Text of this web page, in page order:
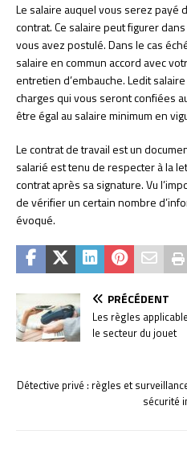
Le salaire auquel vous serez
contrat. Ce salaire peut figurer
vous avez postulé. Dans le cas
salaire en commun accord avec
entretien d’embauche. Ledit
charges qui vous seront confiées
être égal au salaire minimum en
Le contrat de travail est un
salarié est tenu de respecter à la
contrat après sa signature. Vu
de vérifier un certain nombre
évoqué.
PRÉCÉDENT
Les règles
le secteur du jouet
Détective privé : règles et
sécurité